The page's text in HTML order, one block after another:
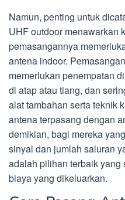
Namun, penting untuk
UHF outdoor menawarkan
pemasangannya
antena indoor.
memerlukan penempatan
di atap atau tiang, dan
alat tambahan serta teknik
antena terpasang dengan
demikian, bagi mereka
sinyal dan jumlah saluran
adalah pilihan terbaik
biaya yang dikeluarkan.